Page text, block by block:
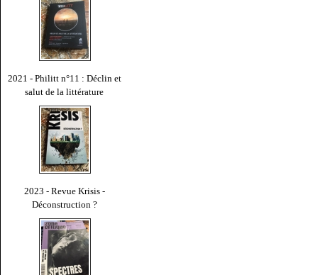
2021 - Philitt n°11 : Déclin et
salut de la littérature
2023 - Revue Krisis -
Déconstruction ?